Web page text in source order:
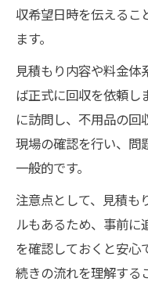
収希望日時を伝えるこ
ます。
見積もり内容や料金
ば正式に回収を依頼し
に訪問し、不用品の回
現場の確認を行い、問
一般的です。
注意点として、見積も
ルもあるため、事前に
を確認しておくと安心
続きの流れを理解する